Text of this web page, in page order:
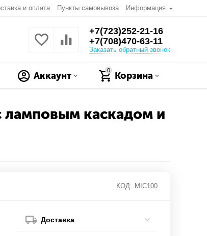
и оплата Пункты самовывоза Информация
+7(723)252-21-16
+7(708)470-63-11
Заказать обратный звонок
0
Корзина
Аккаунт
ламповым каскадом и
КОД: MIC100
Доставка